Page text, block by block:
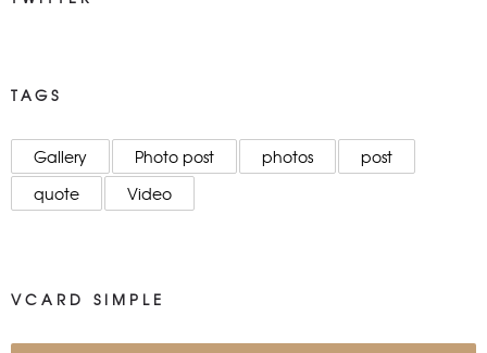
TAGS
Gallery Photo post photos
post
quote
Video
VCARD SIMPLE